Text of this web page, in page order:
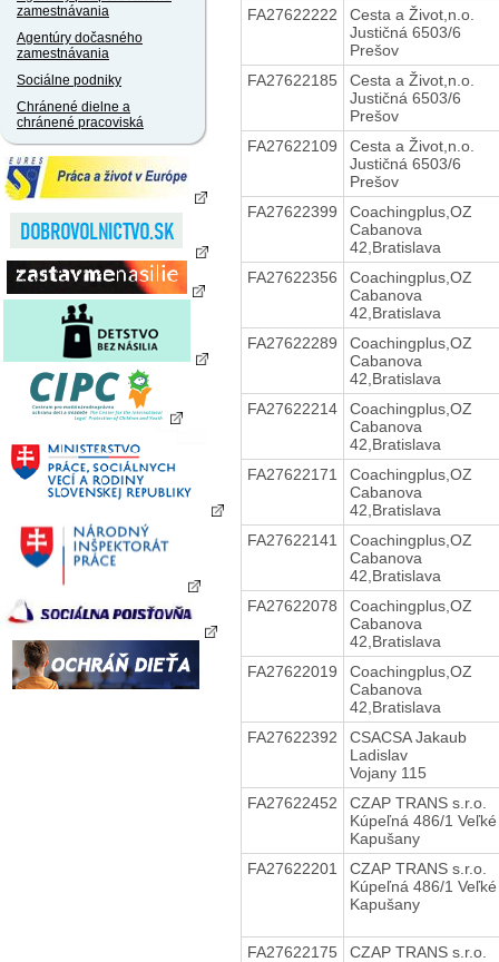
zamestnávania
Agentúry dočasného
zamestnávania
Sociálne podniky
Chránené dielne a
chránené pracoviská
FA27622222
Cesta a Život,n.o.
Justičná 6503/6
Prešov
FA27622185
Cesta a Život,n.o.
Justičná 6503/6
Prešov
FA27622109
Cesta a Život,n.o.
Justičná 6503/6
Prešov
FA27622399
Coachingplus,OZ
Cabanova
42,Bratislava
FA27622356
Coachingplus,OZ
Cabanova
42,Bratislava
FA27622289
Coachingplus,OZ
Cabanova
42,Bratislava
FA27622214
Coachingplus,OZ
Cabanova
42,Bratislava
FA27622171
Coachingplus,OZ
Cabanova
42,Bratislava
FA27622141
Coachingplus,OZ
Cabanova
42,Bratislava
FA27622078
Coachingplus,OZ
Cabanova
42,Bratislava
FA27622019
Coachingplus,OZ
Cabanova
42,Bratislava
FA27622392
CSACSA Jakaub
Ladislav
Vojany 115
FA27622452
CZAP TRANS s.r.o.
Kúpeľná 486/1 Veľké
Kapušany
FA27622201
CZAP TRANS s.r.o.
Kúpeľná 486/1 Veľké
Kapušany
FA27622175
CZAP TRANS s.r.o.